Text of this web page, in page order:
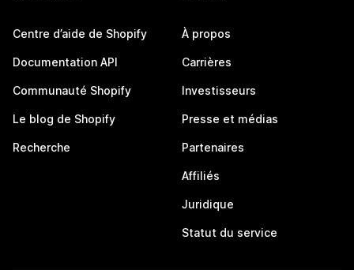
Centre d’aide de Shopify
Documentation API
Communauté Shopify
Le blog de Shopify
Recherche
À propos
Carrières
Investisseurs
Presse et médias
Partenaires
Affiliés
Juridique
Statut du service